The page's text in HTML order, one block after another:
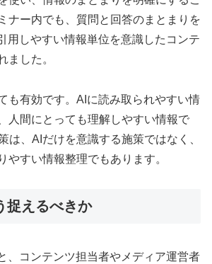
ナー内でも、質問と回答のまとまりを
用しやすい情報単位を意識したコンテ
ました。
も有効です。AIに読み取られやすい情
人間にとっても理解しやすい情報で
は、AIだけを意識する施策ではなく、
やすい情報整理でもあります。
捉えるべきか
、コンテンツ担当者やメディア運営者